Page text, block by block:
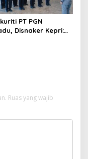
PT PGN
Disnaker Kepri:
Ruas yang wajib